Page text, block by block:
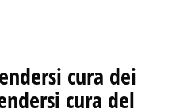
cura dei
cura del